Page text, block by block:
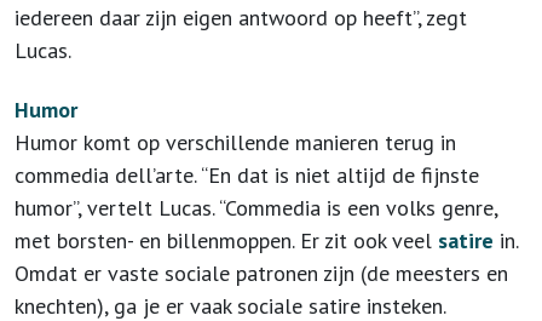
iedereen daar zijn eigen antwoord op heeft”, zegt
Lucas.
Humor
Humor komt op verschillende manieren terug in
commedia dell’arte. “En dat is niet altijd de fijnste
humor”, vertelt Lucas. “Commedia is een volks genre,
met borsten- en billenmoppen. Er zit ook veel satire in.
Omdat er vaste sociale patronen zijn (de meesters en
knechten), ga je er vaak sociale satire insteken.